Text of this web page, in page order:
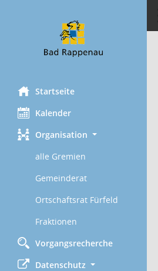
Startseite
Kalender
Organisation
alle Gremien
Gemeinderat
Ortschaftsrat Fürfeld
Fraktionen
Vorgangsrecherche
Datenschutz